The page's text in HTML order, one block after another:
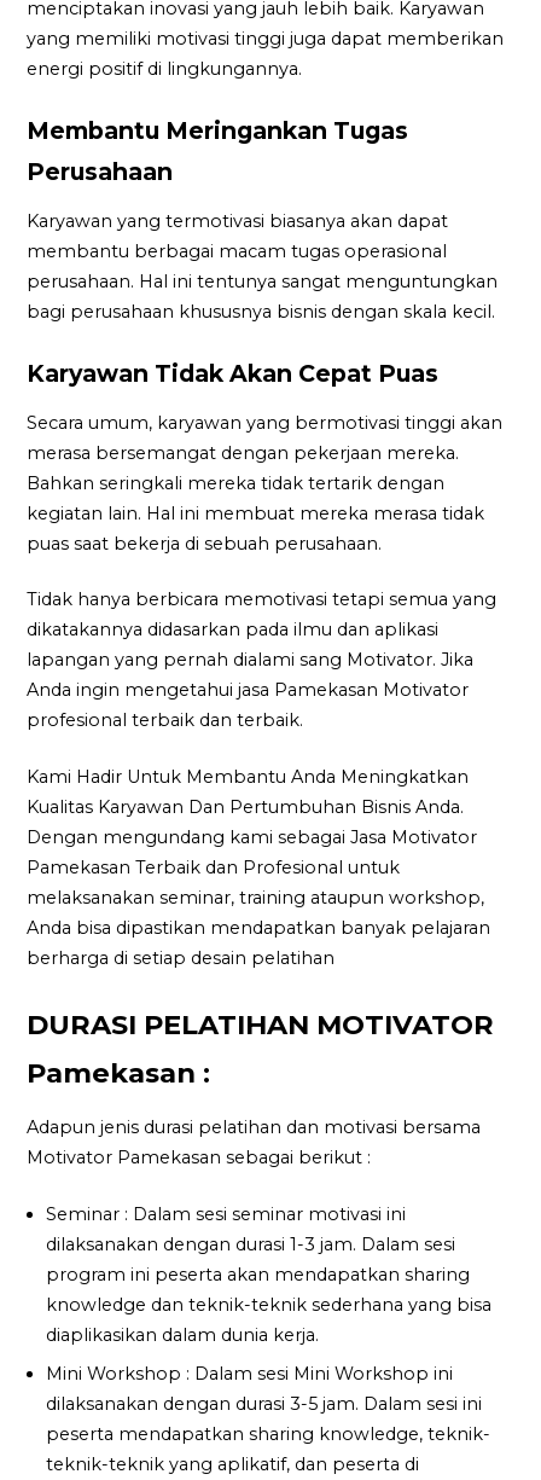
menciptakan inovasi yang jauh lebih baik. Karyawan
yang memiliki motivasi tinggi juga dapat memberikan
energi positif di lingkungannya.
Membantu Meringankan Tugas
Perusahaan
Karyawan yang termotivasi biasanya akan dapat
membantu berbagai macam tugas operasional
perusahaan. Hal ini tentunya sangat menguntungkan
bagi perusahaan khususnya bisnis dengan skala kecil.
Karyawan Tidak Akan Cepat Puas
Secara umum, karyawan yang bermotivasi tinggi akan
merasa bersemangat dengan pekerjaan mereka.
Bahkan seringkali mereka tidak tertarik dengan
kegiatan lain. Hal ini membuat mereka merasa tidak
puas saat bekerja di sebuah perusahaan.
Tidak hanya berbicara memotivasi tetapi semua yang
dikatakannya didasarkan pada ilmu dan aplikasi
lapangan yang pernah dialami sang Motivator. Jika
Anda ingin mengetahui jasa Pamekasan Motivator
profesional terbaik dan terbaik.
Kami Hadir Untuk Membantu Anda Meningkatkan
Kualitas Karyawan Dan Pertumbuhan Bisnis Anda.
Dengan mengundang kami sebagai Jasa Motivator
Pamekasan Terbaik dan Profesional untuk
melaksanakan seminar, training ataupun workshop,
Anda bisa dipastikan mendapatkan banyak pelajaran
berharga di setiap desain pelatihan
DURASI PELATIHAN MOTIVATOR
Pamekasan :
Adapun jenis durasi pelatihan dan motivasi bersama
Motivator Pamekasan sebagai berikut :
Seminar : Dalam sesi seminar motivasi ini
dilaksanakan dengan durasi 1-3 jam. Dalam sesi
program ini peserta akan mendapatkan sharing
knowledge dan teknik-teknik sederhana yang bisa
diaplikasikan dalam dunia kerja.
Mini Workshop : Dalam sesi Mini Workshop ini
dilaksanakan dengan durasi 3-5 jam. Dalam sesi ini
peserta mendapatkan sharing knowledge, teknik-
teknik-teknik yang aplikatif, dan peserta di